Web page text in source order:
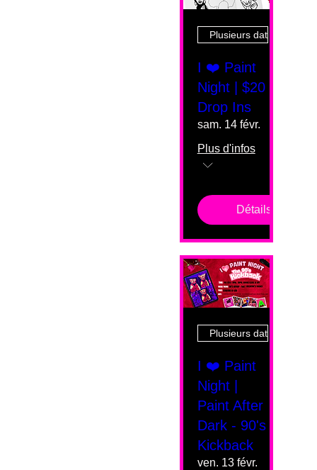
Plusieurs dates
I ❤️ Paint
Night | $20
Drop Ins
sam. 14 févr.
Plus d'infos
Détails
Plusieurs dates
I ❤️ Paint
Night |
Paint After
Dark - 90's
Kickback
ven. 13 févr.